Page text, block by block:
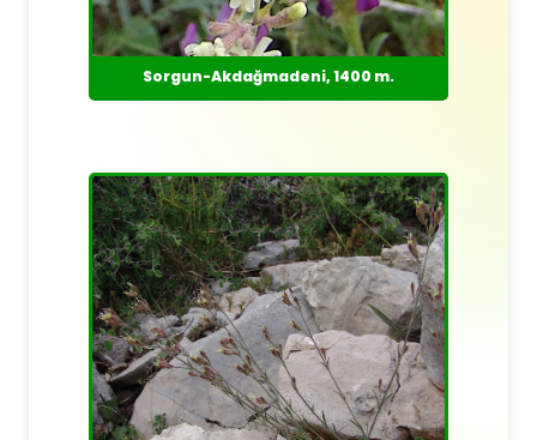
Sorgun-Akdağmadeni, 1400 m.